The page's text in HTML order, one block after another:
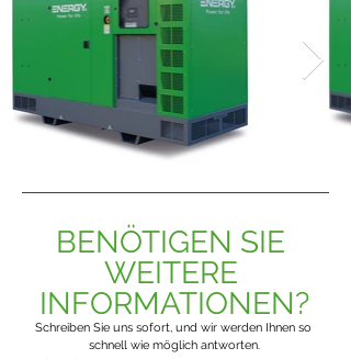
BENÖTIGEN SIE
WEITERE
INFORMATIONEN?
Schreiben Sie uns sofort, und wir werden Ihnen so
schnell wie möglich antworten.